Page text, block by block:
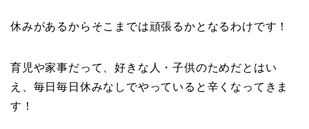
休みがあるからそこまでは頑張るかとなるわけです！
育児や家事だって、好きな人・子供のためだとはい
え、毎日毎日休みなしでやっていると辛くなってきま
す！